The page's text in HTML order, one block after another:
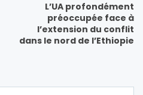
L’UA profondément
préoccupée face à
l’extension du conflit
dans le nord de l’Ethiopie